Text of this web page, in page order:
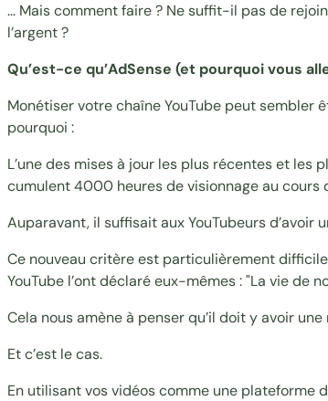
... Mais comment faire ? Ne suffit-il pas de
l’argent ?
Qu’est-ce qu’AdSense (et pourquoi vous
Monétiser votre chaîne YouTube peut sembler
pourquoi :
L’une des mises à jour les plus récentes et les
cumulent 4000 heures de visionnage au cours
Auparavant, il suffisait aux YouTubeurs
Ce nouveau critère est particulièrement
YouTube l’ontdéclaré eux-mêmes: "La vie de
Cela nous amène à penser qu’il doit y avoir
Et c’est le cas.
En utilisant vos vidéos comme une plateforme